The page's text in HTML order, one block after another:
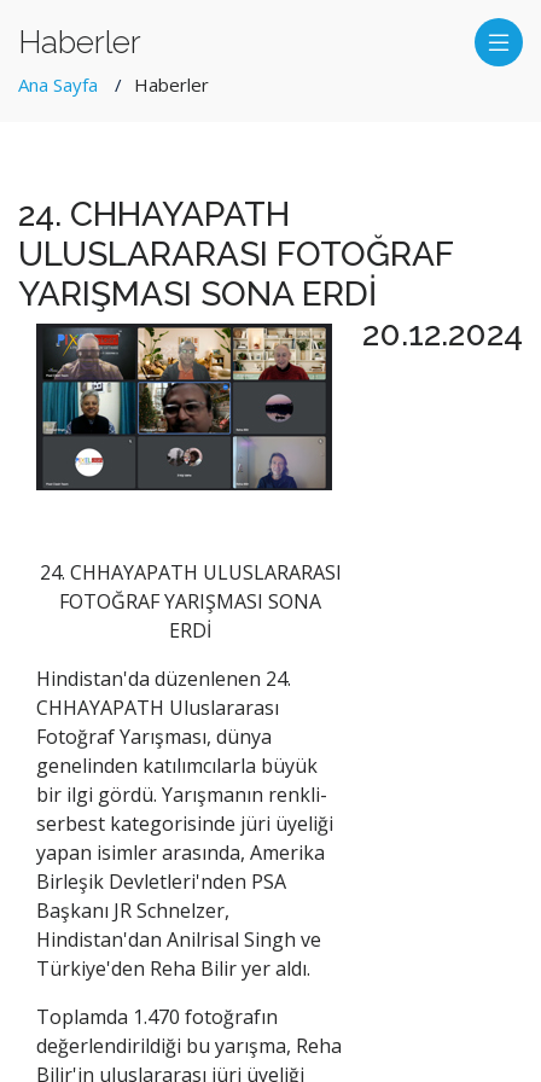
Haberler
Ana Sayfa Haberler
24. CHHAYAPATH
ULUSLARARASI FOTOĞRAF
YARIŞMASI SONA ERDİ
20.12.2024
24. CHHAYAPATH ULUSLARARASI
FOTOĞRAF YARIŞMASI SONA
ERDİ
Hindistan'da düzenlenen 24.
CHHAYAPATH Uluslararası
Fotoğraf Yarışması, dünya
genelinden katılımcılarla büyük
bir ilgi gördü. Yarışmanın renkli-
serbest kategorisinde jüri üyeliği
yapan isimler arasında, Amerika
Birleşik Devletleri'nden PSA
Başkanı JR Schnelzer,
Hindistan'dan Anilrisal Singh ve
Türkiye'den Reha Bilir yer aldı.
Toplamda 1.470 fotoğrafın
değerlendirildiği bu yarışma, Reha
Bilir'in uluslararası jüri üyeliği